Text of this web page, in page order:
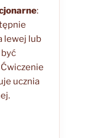
:
lewej lub
ucznia